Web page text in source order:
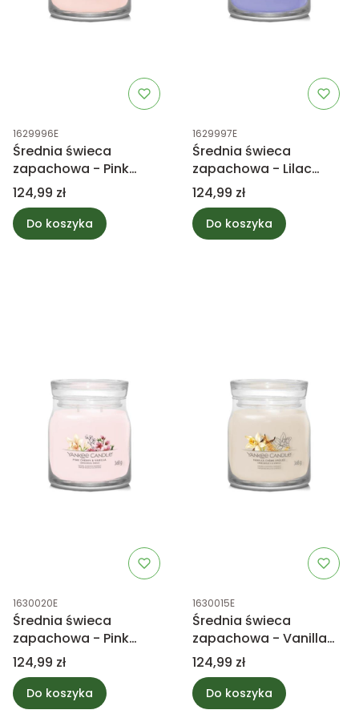
Kod produktu
1629996E
Średnia świeca
zapachowa - Pink
Sands - Yankee Candle
Cena
124,99 zł
Do koszyka
Kod produktu
1629997E
Średnia świeca
zapachowa - Lilac
Blossoms - Yankee
Candle
Cena
124,99 zł
Do koszyka
Kod produktu
1630020E
Średnia świeca
zapachowa - Pink
Cherry & Vanilla -
Yankee Candle
Cena
124,99 zł
Do koszyka
Kod produktu
1630015E
Średnia świeca
zapachowa - Vanilla
Creme Brulee - Yankee
Candle
Cena
124,99 zł
Do koszyka